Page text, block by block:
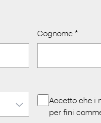
Cognome*
Accetto che i
per fini